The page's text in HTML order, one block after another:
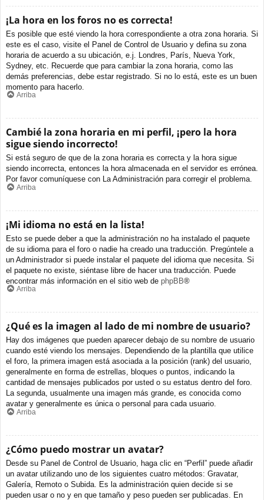
¡La hora en los foros no es correcta!
Es posible que esté viendo la hora correspondiente a otra zona horaria. Si
este es el caso, visite el Panel de Control de Usuario y defina su zona
horaria de acuerdo a su ubicación, e.j. Londres, París, Nueva York,
Sydney, etc. Recuerde que para cambiar la zona horaria, como las
demás preferencias, debe estar registrado. Si no lo está, este es un buen
momento para hacerlo.
Arriba
Cambié la zona horaria en mi perfil, ¡pero la hora
sigue siendo incorrecto!
Si está seguro de que de la zona horaria es correcta y la hora sigue
siendo incorrecta, entonces la hora almacenada en el servidor es errónea.
Por favor comuníquese con La Administración para corregir el problema.
Arriba
¡Mi idioma no está en la lista!
Esto se puede deber a que la administración no ha instalado el paquete
de su idioma para el foro o nadie ha creado una traducción. Pregúntele a
un Administrador si puede instalar el paquete del idioma que necesita. Si
el paquete no existe, siéntase libre de hacer una traducción. Puede
encontrar más información en el sitio web de phpBB®
Arriba
¿Qué es la imagen al lado de mi nombre de usuario?
Hay dos imágenes que pueden aparecer debajo de su nombre de usuario
cuando esté viendo los mensajes. Dependiendo de la plantilla que utilice
el foro, la primera imagen está asociada a la posición (rank) del usuario,
generalmente en forma de estrellas, bloques o puntos, indicando la
cantidad de mensajes publicados por usted o su estatus dentro del foro.
La segunda, usualmente una imagen más grande, es conocida como
avatar y generalmente es única o personal para cada usuario.
Arriba
¿Cómo puedo mostrar un avatar?
Desde su Panel de Control de Usuario, haga clic en “Perfil” puede añadir
un avatar utilizando uno de los siguientes cuatro métodos: Gravatar,
Galería, Remoto o Subida. Es la administración quien decide si se
pueden usar o no y en que tamaño y peso pueden ser publicadas. En